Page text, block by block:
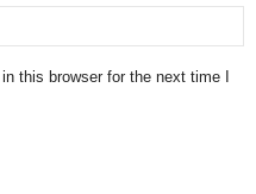
this browser for the next time I